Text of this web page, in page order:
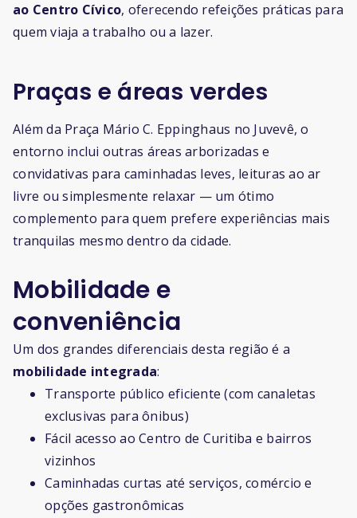
ao Centro Cívico, oferecendo refeições práticas para
quem viaja a trabalho ou a lazer.
Praças e áreas verdes
Além da Praça Mário C. Eppinghaus no Juvevê, o
entorno inclui outras áreas arborizadas e
convidativas para caminhadas leves, leituras ao ar
livre ou simplesmente relaxar — um ótimo
complemento para quem prefere experiências mais
tranquilas mesmo dentro da cidade.
Mobilidade e
conveniência
Um dos grandes diferenciais desta região é a
mobilidade integrada:
Transporte público eficiente (com canaletas
exclusivas para ônibus)
Fácil acesso ao Centro de Curitiba e bairros
vizinhos
Caminhadas curtas até serviços, comércio e
opções gastronômicas